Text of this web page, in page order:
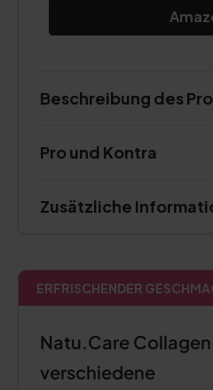
Beschreibung des
Pro und Kontra
Zusätzliche
ERFRISCHENDER
Natu.Care
verschiedene